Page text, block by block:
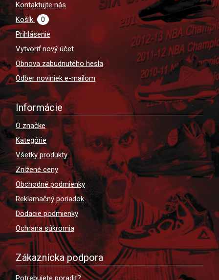
Kontaktujte nás
Košík
0
Prihlásenie
Vytvoriť nový účet
Obnova zabudnutého hesla
Odber noviniek e-mailom
Informácie
O značke
Kategórie
Všetky produkty
Znížené ceny
Obchodné podmienky
Reklamačný poriadok
Dodacie podmienky
Ochrana súkromia
Zákaznícka podpora
Potrebujete poradiť?